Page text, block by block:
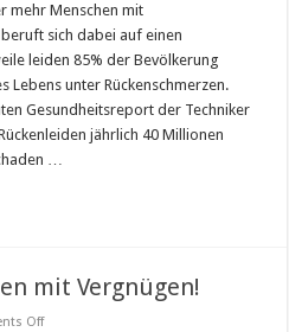
mehr Menschen mit
beruft sich dabei auf einen
leiden 85% der Bevölkerung
Lebens unter Rückenschmerzen.
Gesundheitsreport der Techniker
jährlich 40 Millionen
…
mit Vergnügen!
Offon